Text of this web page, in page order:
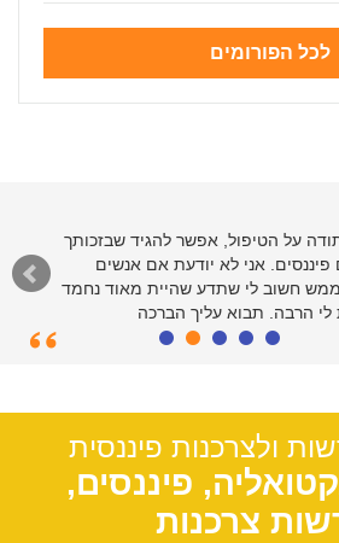
לכל הפורומים
על הטיפול, אפשר להגיד שבזכותך
פיננסים. אני לא יודעת אם אנשים
חשוב לי שתדע שהיית מאוד נחמד
לי הרבה. תבוא עליך הברכה
של האתר - תודות רבות על שירות
על הקלות שבה פתרתם את ענייני
שבאתר. יישר כח
ולצרכנות פיננסית
פיננסים,
צרכנות